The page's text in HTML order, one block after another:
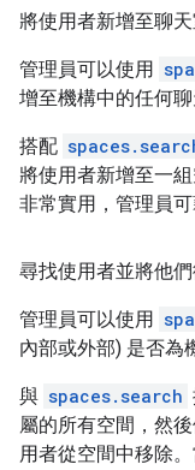
將使用者新增至聊
管理員可以使用
增至機構中的任何聊
搭配
將使用者新增至一
非常實用，管理員
尋找使用者並將他
管理員可以使用
內部或外部) 是否為
與 spaces.search
屬的所有空間，然
用者從空間中移除